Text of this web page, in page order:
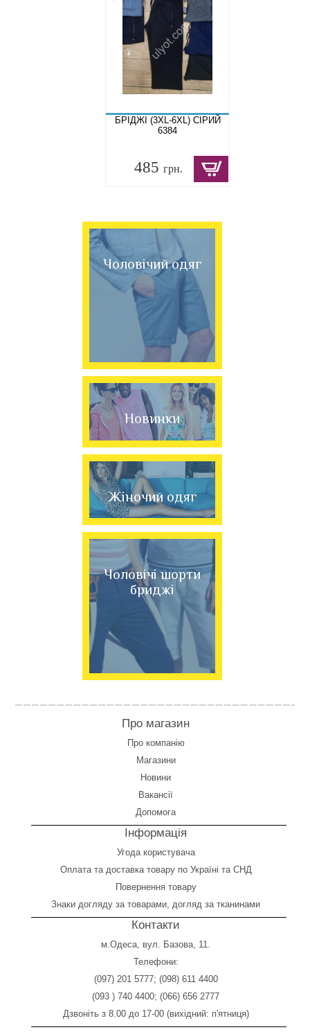
БРІДЖІ (3XL-6XL) СІРИЙ
6384
485 грн.
Чоловічий одяг
Новинки
Жіночий одяг
Чоловічі шорти
бриджі
Про магазин
Про компанію
Магазини
Новини
Вакансії
Допомога
Інформація
Угода користувача
Оплата та доставка товару по Україні та СНД
Повернення товару
Знаки догляду за товарами, догляд за тканинами
Контакти
м.Одеса, вул. Базова, 11.
Телефони:
(097) 201 5777; (098) 611 4400
(093 ) 740 4400; (066) 656 2777
Дзвоніть з 8.00 до 17-00 (вихідний: п'ятниця)